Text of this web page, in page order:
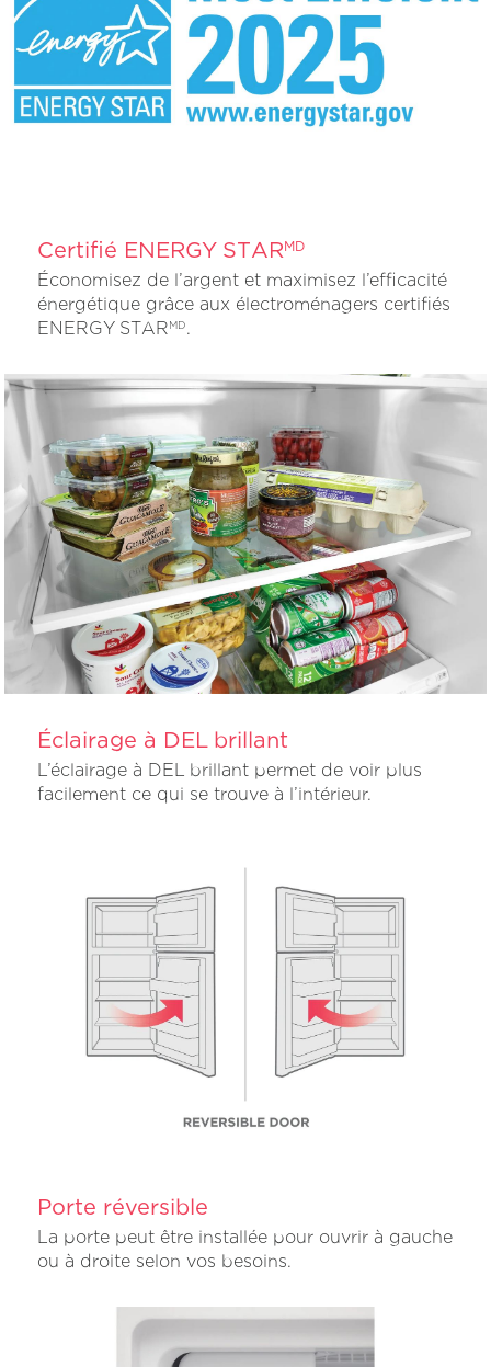
Certifié ENERGY STARMD
Économisez de l’argent et maximisez l’efficacité
énergétique grâce aux électroménagers certifiés
ENERGY STARMD.
Éclairage à DEL brillant
L’éclairage à DEL brillant permet de voir plus
facilement ce qui se trouve à l’intérieur.
Porte réversible
La porte peut être installée pour ouvrir à gauche
ou à droite selon vos besoins.